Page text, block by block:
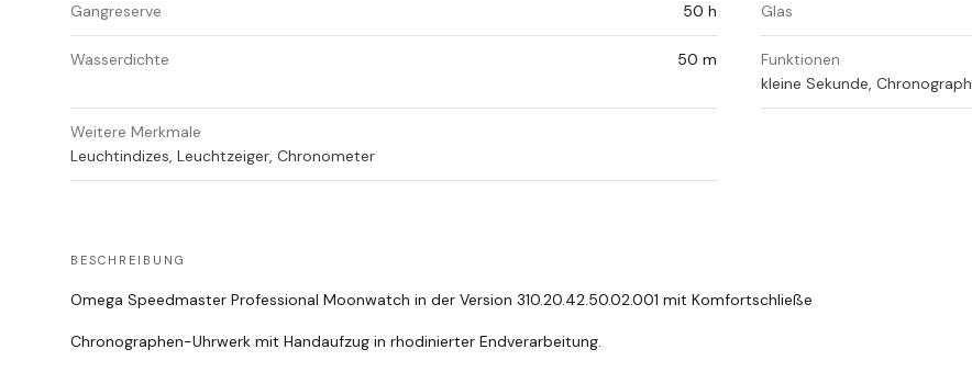
Gangreserve 50 h Glas
Wasserdichte 50 m
Funktionen
kleine Sekunde, Chronograph
Weitere Merkmale
Leuchtindizes, Leuchtzeiger, Chronometer
BESCHREIBUNG
Omega Speedmaster Professional Moonwatch in der Version 310.20.42.50.02.001 mit Komfortschließe
Chronographen-Uhrwerk mit Handaufzug in rhodinierter Endverarbeitung.